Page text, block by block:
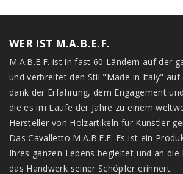
WER IST M.A.B.E.F.
M.A.B.E.F. ist in fast 60 Ländern auf der
und verbreitet den Stil "Made in Italy" auf
dank der Erfahrung, dem Engagement
die es im Laufe der Jahre zu einem
Hersteller von Holzartikeln für Künstler
Das Cavalletto M.A.B.E.F. Es ist ein
Ihres ganzen Lebens begleitet und an
das Handwerk seiner Schöpfer erinnert.